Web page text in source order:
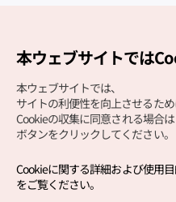
Copyright (c) Korea Tourism
本ウェブサイトでは
本ウェブサイトでは、
サイトの利便性を向上させるため
Cookieの収集に同意される場合は
ボタンをクリックしてください。
Cookieに関する詳細および使用
をご覧ください。